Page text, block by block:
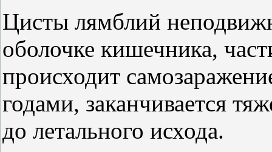
Цисты лямблий
оболочке кишечника,
происходит
годами, заканчивается
до летального исхода.